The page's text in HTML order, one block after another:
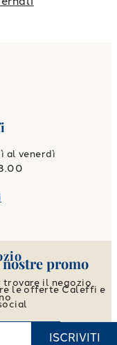
al venerdì
trovare il negozio
promo
le offerte Caleffi e
ISCRIVITI